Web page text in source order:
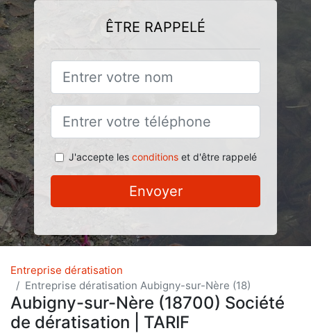
ÊTRE RAPPELÉ
J'accepte les conditionset d'être rappelé
Envoyer
Entreprise dératisation
Entreprise dératisation Aubigny-sur-Nère (18)
Aubigny-sur-Nère (18700) Société
de dératisation | TARIF